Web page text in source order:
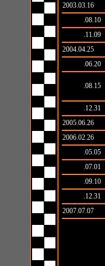
2003.03.16
.08.10
.11.09
2004.04.25
.06.20
.08.15
.12.31
2005.06.26
2006.02.26
.05.05
.07.01
.09.10
.12.31
2007.07.07